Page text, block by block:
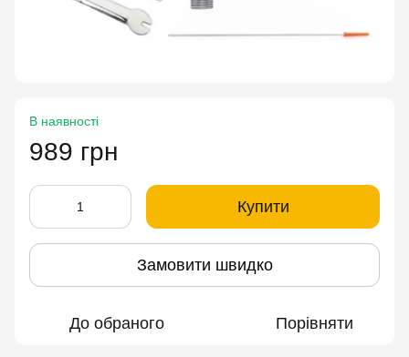
В наявності
989 грн
Купити
Замовити швидко
До обраного Порівняти